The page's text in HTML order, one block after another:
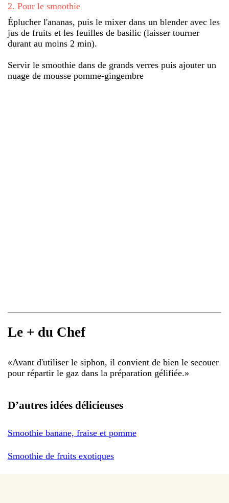
2. Pour le smoothie
Éplucher l'ananas, puis le mixer dans un blender avec les
jus de fruits et les feuilles de basilic (laisser tourner
durant au moins 2 min).
Servir le smoothie dans de grands verres puis ajouter un
nuage de mousse pomme-gingembre
Le + du Chef
«Avant d'utiliser le siphon, il convient de bien le secouer
pour répartir le gaz dans la préparation gélifiée.»
D’autres idées délicieuses
Smoothie banane, fraise et pomme
Smoothie de fruits exotiques